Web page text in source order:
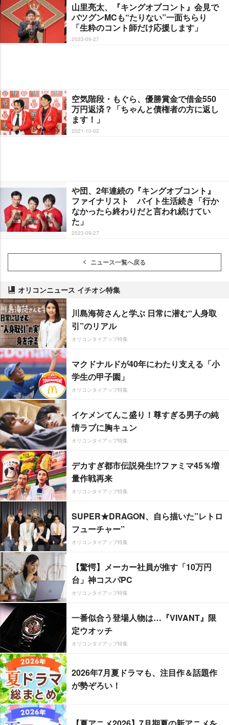
山里亮太、『キングオブコント』会見で
バツグンMCも“たりない”一面ちらり
「生粋のコント師だけ応援します」
2023-09-27
空気階段・もぐら、優勝賞金で借金550
万円返済？「ちゃんと債権者の方に返し
ます！」
2021-10-02
団、2年連続の『キングオブコント』
ファイナリスト バイト生活続き「行か
なかったら終わりだと言われ続けてい
た」
2023-09-27
ニュース一覧へ戻る
オリコンニュース イチオシ特集
川島海荷さんと学ぶ 日常に潜む“人身取
引”のリアル
オリコンタイアップ特集
マクドナルドが40年にわたり支える「小
学生の甲子園」
オリコンタイアップ特集
イケメンてんこ盛り！尊すぎる男子の純
情ラブに胸キュン
オリコンタイアップ特集
デカすぎ都市伝説発生!?ファミマ45％増
量作戦再来
オリコンタイアップ特集
SUPER★DRAGON、自ら描いた”レトロ
フューチャー”
オリコンタイアップ特集
【驚愕】メーカー社員が推す「10万円
台」神コスパPC
オリコンタイアップ特集
一番似合う登場人物は…『VIVANT』限
定ウオッチ
オリコンタイアップ特集
2026年7月夏ドラマも、注目作＆話題作
が勢ぞろい！